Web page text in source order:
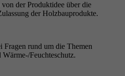
der Produktidee über die
der Holzbauprodukte.
Fragen rund um die Themen
Feuchteschutz.